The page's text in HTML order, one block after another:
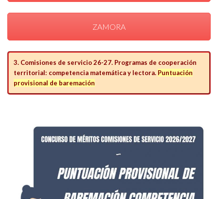
ZAMORA
3. Comisiones de servicio 26-27. Programas de cooperación
territorial: competencia matemática y lectora. Puntuación
provisional de baremación